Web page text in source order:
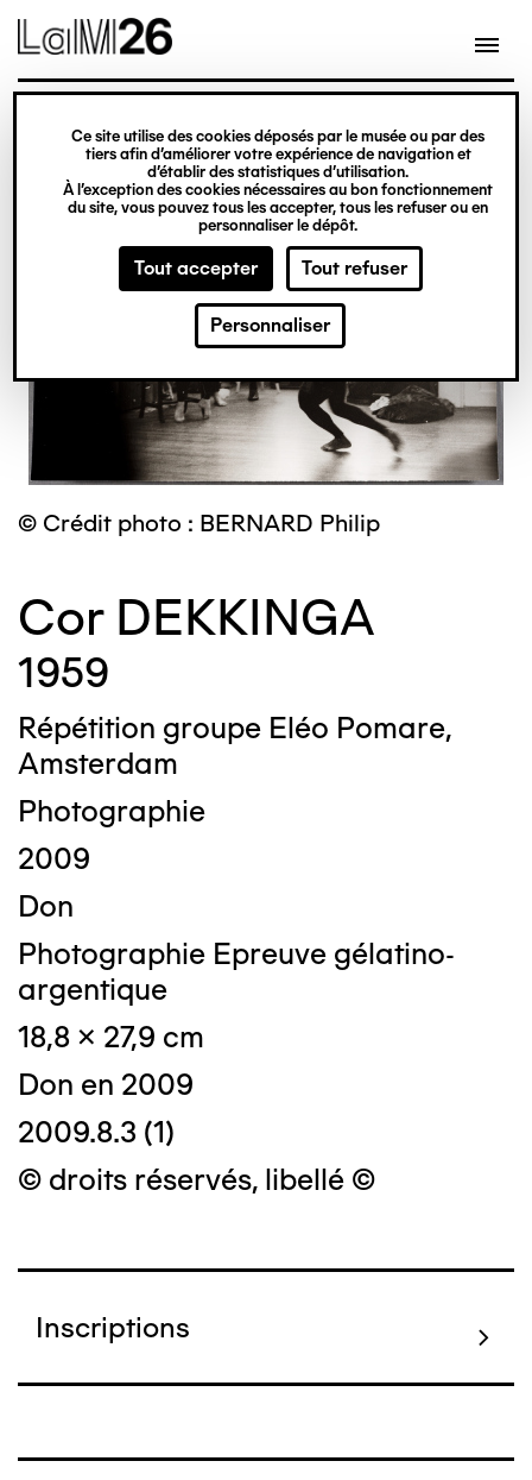
Gestion des cookies
Ce site utilise des cookies déposés par le musée ou par des
tiers afin d’améliorer votre expérience de navigation et
d’établir des statistiques d’utilisation.
À l’exception des cookies nécessaires au bon fonctionnement
du site, vous pouvez tous les accepter, tous les refuser ou en
personnaliser le dépôt.
Tout accepter Tout refuser
Personnaliser
contenu
© Crédit photo : BERNARD Philip
Cor DEKKINGA
1959
Répétition groupe Eléo Pomare,
Amsterdam
Photographie
2009
Don
Photographie Epreuve gélatino-
argentique
18,8 x 27,9 cm
Don en 2009
2009.8.3 (1)
© droits réservés, libellé ©
Inscriptions